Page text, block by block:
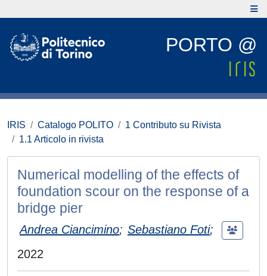
PORTO @
IRIS Catalogo POLITO
1 Contributo su Rivista
1.1 Articolo in rivista
Numerical modelling of the effects of
foundation scour on the response of a
bridge pier
Andrea Ciancimino; Sebastiano Foti;
2022